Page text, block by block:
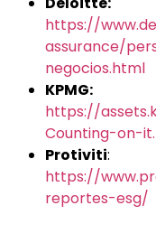
https://
assurance/
negocios.html
KPMG:
https://
Counting-on-
Protiviti:
https://
reportes-esg/